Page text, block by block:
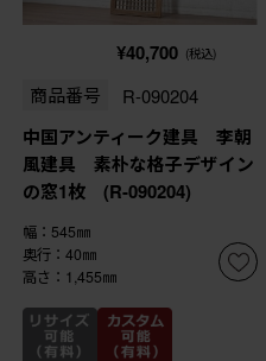
¥40,700 (税込)
商品番号 R-090204
中国アンティーク建具 李朝
風建具 素朴な格子デザイン
の窓1枚 (R-090204)
幅：545㎜
奥行：40㎜
高さ：1,455㎜